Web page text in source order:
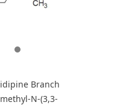
Branch
N-(3,3-